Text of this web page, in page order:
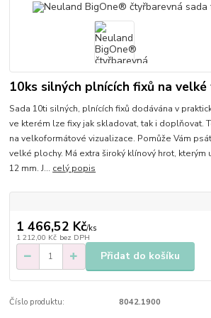
10ks silných plnících fixů na
Sada 10ti silných, plnících fixů dodávána v
ve kterém lze fixy jak skladovat, tak i doplňovat.
na velkoformátové vizualizace. Pomůže Vám
velké plochy. Má extra široký klínový hrot, kterým
12 mm. J... celý popis
1 466,52 Kč/ks
1 212,00 Kč bez DPH
Přidat do košíku
Číslo produktu: 8042.1900